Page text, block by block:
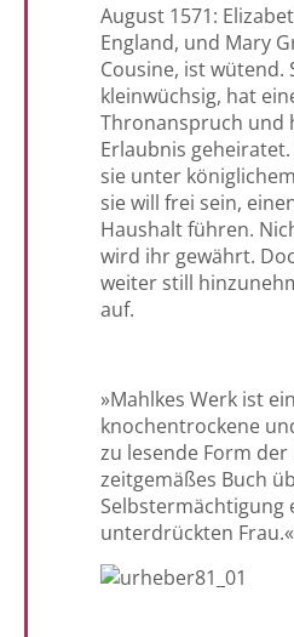
August 1571:
England, und Mary
Cousine, ist wütend.
kleinwüchsig, hat
Thronanspruch und
Erlaubnis
sie unter
sie will frei sein,
Haushalt führen.
wird ihr gewährt.
weiter still
auf.
»Mahlkes Werk ist
knochentrockene
zu lesende Form der
zeitgemäßes Buch
Selbstermächtigung
unterdrückten